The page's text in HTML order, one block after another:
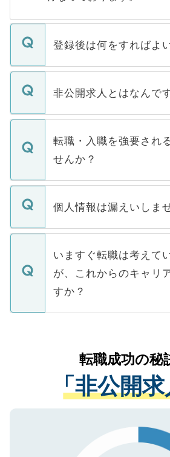
登録後は何をすればよ
ご登録いただきましたら
登録内容を確認し、その
ます。通常、5営業日以内
いただきますので、しば
非公開求人とはなんで
マイナビDOCTORで取り
うち約3割は、Webサイ
けない「非公開求人」で
下記の理由によって、一
ません。
■応募殺到を避けるため
関を公にしてしまうと、
に、医療機関が求める条
みを人材紹介会社に依頼
ています。
転職・入職を強要され
せんか？
転職・入職を強要するこ
ん。また、仮に応募先か
定を承諾する必要はあり
の辞退の連絡はキャリア
個人情報は漏えいしま
個人情報が漏えいするこ
で、ご安心ください。当
などで収集したご登録者
ご本人のキャリアアップ
支援を目的に使用いたし
ているすべての個人デー
は、個人情報の取り扱い
管理基準を満たした事業
る、プライバシーマーク
で、機密保持に関しても
いますぐ転職は考えて
が、これからのキャリ
すか？
かがいして、現在の医療
経験をまじえながら、適
させていただきます。す
ない方には、長期的なサ
ので、まずはご登録くだ
転職成功の秘
「非公開求